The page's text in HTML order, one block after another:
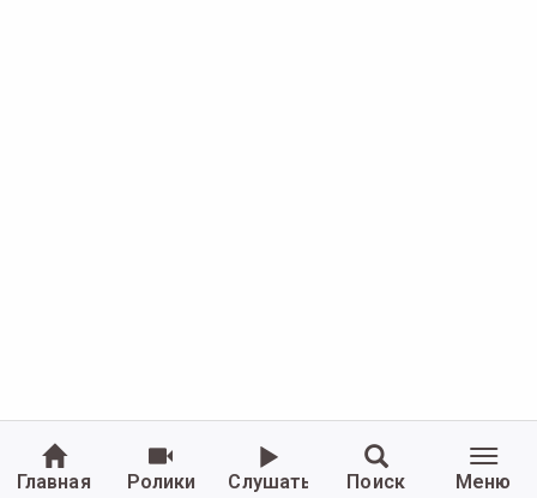
Главная Ролики Слушать Поиск Меню